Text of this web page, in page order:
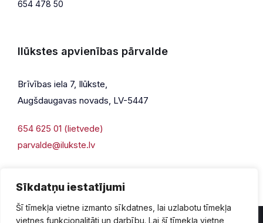
Sīkdatņu iestatījumi
Šī tīmekļa vietne izmanto sīkdatnes, lai uzlabotu tīmekļa
vietnes funkcionalitāti un darbību. Lai šī tīmekļa vietne
654 478 50
Ilūkstes apvienības pārvalde
Brīvības iela 7, Ilūkste,
Augšdaugavas novads, LV-5447
654 625 01 (lietvede)
parvalde@ilukste.lv